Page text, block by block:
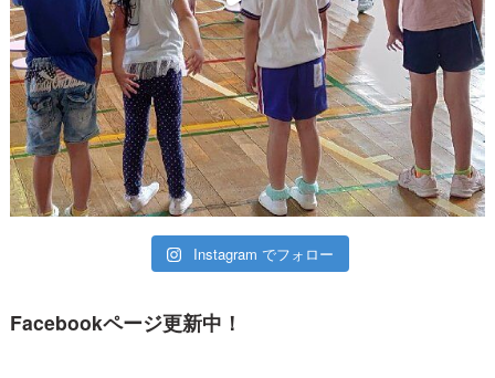
Instagram でフォロー
Facebookページ更新中！